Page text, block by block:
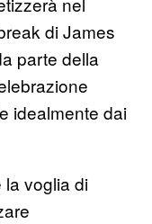
di James
parte della
idealmente dai
la voglia di